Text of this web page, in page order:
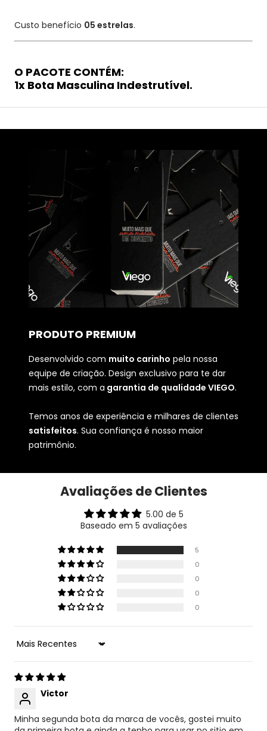
Custo benefício 05 estrelas.
O PACOTE CONTÉM:
1x Bota Masculina Indestrutível.
PRODUTO PREMIUM
Desenvolvido com muito carinho pela nossa
equipe de criação. Design exclusivo para te dar
mais estilo, com a garantia de qualidade VIEGO.
Temos anos de experiência e milhares de clientes
satisfeitos. Sua confiança é nosso maior
patrimônio.
Avaliações de Clientes
5.00 de 5
Baseado em 5 avaliações
5
0
0
0
0
Sort by
Victor
Minha segunda bota da marca de vocês, gostei muito